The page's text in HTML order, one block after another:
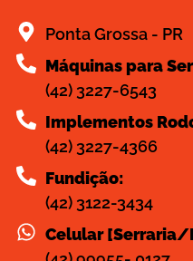
Ponta Grossa - PR
Máquinas para
(42) 3227-6543
Implementos
(42) 3227-4366
Fundição:
(42) 3122-3434
Celular